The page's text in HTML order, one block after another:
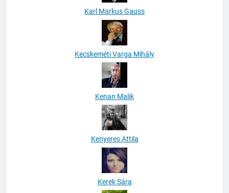
Karl Markus Gauss
Kecskeméti Varga Mihály
Kenan Malik
Kenyeres Attila
Kerek Sára